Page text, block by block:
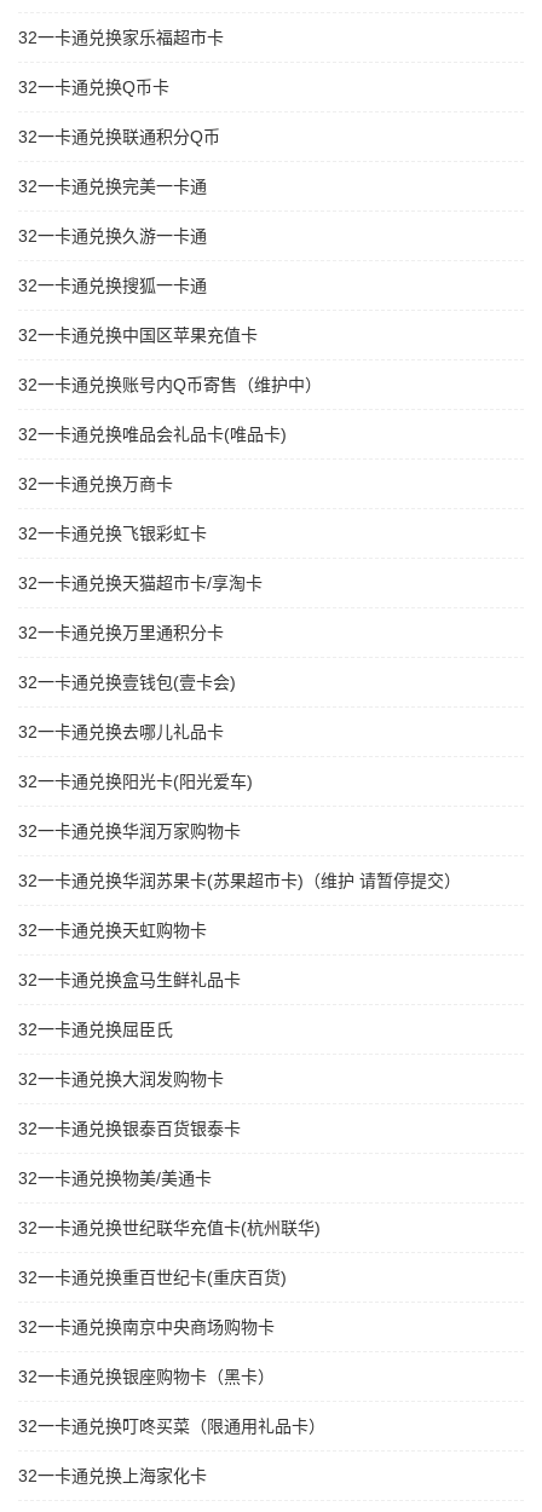
32一卡通兑换家乐福超市卡
32一卡通兑换Q币卡
32一卡通兑换联通积分Q币
32一卡通兑换完美一卡通
32一卡通兑换久游一卡通
32一卡通兑换搜狐一卡通
32一卡通兑换中国区苹果充值卡
32一卡通兑换账号内Q币寄售（维护中）
32一卡通兑换唯品会礼品卡(唯品卡)
32一卡通兑换万商卡
32一卡通兑换飞银彩虹卡
32一卡通兑换天猫超市卡/享淘卡
32一卡通兑换万里通积分卡
32一卡通兑换壹钱包(壹卡会)
32一卡通兑换去哪儿礼品卡
32一卡通兑换阳光卡(阳光爱车)
32一卡通兑换华润万家购物卡
32一卡通兑换华润苏果卡(苏果超市卡)（维护 请暂停提交）
32一卡通兑换天虹购物卡
32一卡通兑换盒马生鲜礼品卡
32一卡通兑换屈臣氏
32一卡通兑换大润发购物卡
32一卡通兑换银泰百货银泰卡
32一卡通兑换物美/美通卡
32一卡通兑换世纪联华充值卡(杭州联华)
32一卡通兑换重百世纪卡(重庆百货)
32一卡通兑换南京中央商场购物卡
32一卡通兑换银座购物卡（黑卡）
32一卡通兑换叮咚买菜（限通用礼品卡）
32一卡通兑换上海家化卡